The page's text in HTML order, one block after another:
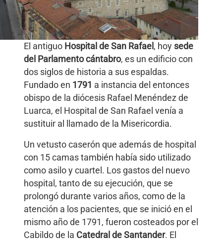
El antiguo Hospital de San Rafael , hoy sede
del Parlamento cántabro, es un edificio con
dos siglos de historia a sus espaldas.
Fundado en 1791 a instancia del entonces
obispo de la diócesis Rafael Menéndez de
Luarca, el Hospital de San Rafael venía a
sustituir al llamado de la Misericordia.
Un vetusto caserón que además de hospital
con 15 camas también había sido utilizado
como asilo y cuartel. Los gastos del nuevo
hospital, tanto de su ejecución, que se
prolongó durante varios años, como de la
atención a los pacientes, que se inició en el
mismo año de 1791, fueron costeados por el
Cabildo de la Catedral de Santander. El